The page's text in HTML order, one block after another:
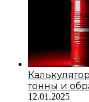
тонны и
12.01.2025